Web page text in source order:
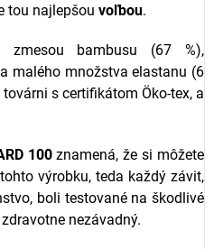
tou najlepšou voľbou.
zmesou bambusu (67 %),
malého množstva elastanu (6
s certifikátom Öko-tex, a
100znamená, že si môžete
výrobku, teda každý závit,
boli testované na škodlivé
nezávadný.